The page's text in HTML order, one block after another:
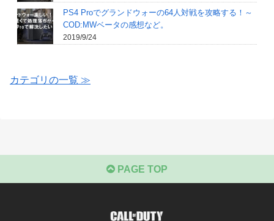
PS4 Proでグランドウォーの64人対戦を攻略する！～
COD:MWベータの感想など。
2019/9/24
カテゴリの一覧 ≫
PAGE TOP